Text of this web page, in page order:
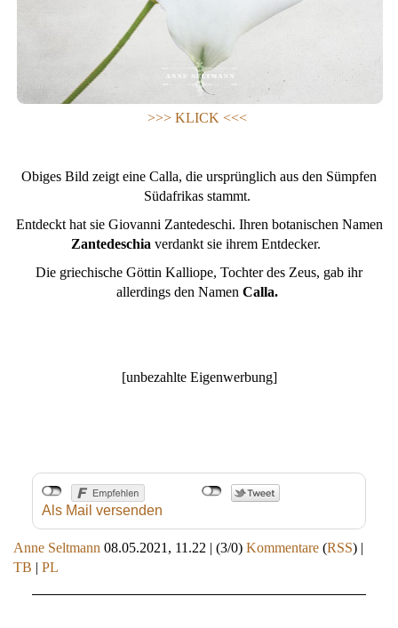
>>> KLICK <<<
Obiges Bild zeigt eine Calla, die ursprünglich aus den Sümpfen
Südafrikas stammt.
Entdeckt hat sie Giovanni Zantedeschi. Ihren botanischen Namen
Zantedeschiaverdankt sie ihrem Entdecker.
Die griechische Göttin Kalliope, Tochter des Zeus, gab ihr
allerdings den Namen Calla.
[unbezahlte Eigenwerbung]
Als Mail versenden
Anne Seltmann 08.05.2021, 11.22 | (3/0) Kommentare (RSS) |
TB | PL